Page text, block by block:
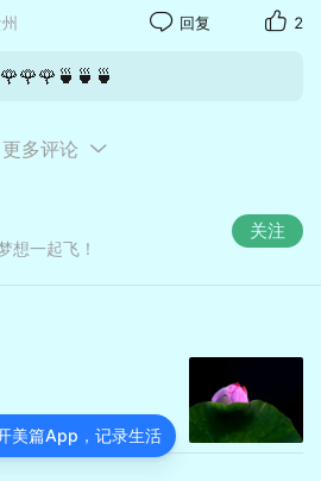
回复 2
🌹🌹🌹🍵🍵🍵
更多评论
想一起飞！
关注
美篇App，记录生活